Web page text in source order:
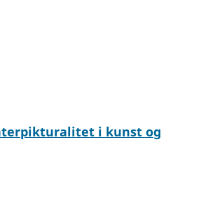
i kunst og